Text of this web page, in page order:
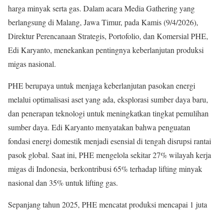
harga minyak serta gas. Dalam acara Media Gathering yang
berlangsung di Malang, Jawa Timur, pada Kamis (9/4/2026),
Direktur Perencanaan Strategis, Portofolio, dan Komersial PHE,
Edi Karyanto, menekankan pentingnya keberlanjutan produksi
migas nasional.
PHE berupaya untuk menjaga keberlanjutan pasokan energi
melalui optimalisasi aset yang ada, eksplorasi sumber daya baru,
dan penerapan teknologi untuk meningkatkan tingkat pemulihan
sumber daya. Edi Karyanto menyatakan bahwa penguatan
fondasi energi domestik menjadi esensial di tengah disrupsi rantai
pasok global. Saat ini, PHE mengelola sekitar 27% wilayah kerja
migas di Indonesia, berkontribusi 65% terhadap lifting minyak
nasional dan 35% untuk lifting gas.
Sepanjang tahun 2025, PHE mencatat produksi mencapai 1 juta